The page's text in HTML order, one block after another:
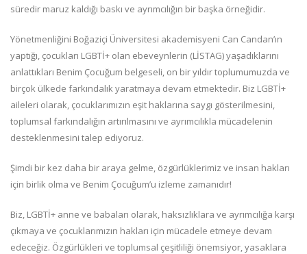
süredir maruz kaldığı baskı ve ayrımcılığın bir başka örneğidir.
Yönetmenliğini Boğaziçi Üniversitesi akademisyeni Can Candan’ın
yaptığı, çocukları LGBTİ+ olan ebeveynlerin (LİSTAG) yaşadıklarını
anlattıkları Benim Çocuğum belgeseli, on bir yıldır toplumumuzda ve
birçok ülkede farkındalık yaratmaya devam etmektedir. Biz LGBTİ+
aileleri olarak, çocuklarımızın eşit haklarına saygı gösterilmesini,
toplumsal farkındalığın artırılmasını ve ayrımcılıkla mücadelenin
desteklenmesini talep ediyoruz.
Şimdi bir kez daha bir araya gelme, özgürlüklerimiz ve insan hakları
için birlik olma ve Benim Çocuğum’u izleme zamanıdır!
Biz, LGBTİ+ anne ve babaları olarak, haksızlıklara ve ayrımcılığa karşı
çıkmaya ve çocuklarımızın hakları için mücadele etmeye devam
edeceğiz. Özgürlükleri ve toplumsal çeşitliliği önemsiyor, yasaklara